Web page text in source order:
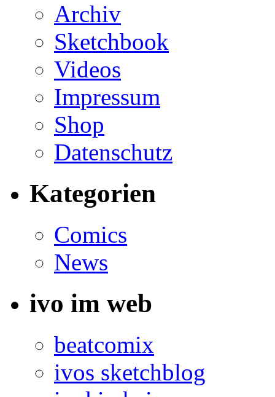
Archiv
Sketchbook
Videos
Impressum
Shop
Datenschutz
Kategorien
Comics
News
ivo im web
beatcomix
ivos sketchblog